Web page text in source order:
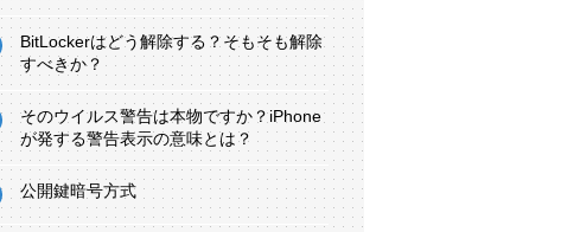
BitLockerはどう解除する？そもそも解除
すべきか？
そのウイルス警告は本物ですか？iPhone
が発する警告表示の意味とは？
公開鍵暗号方式